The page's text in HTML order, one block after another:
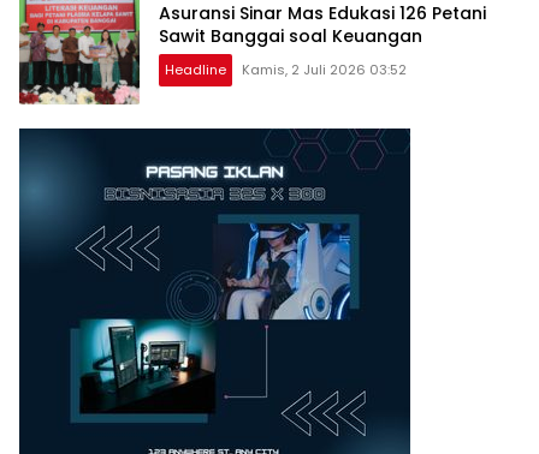
Asuransi Sinar Mas Edukasi 126 Petani
Sawit Banggai soal Keuangan
Headline Kamis, 2 Juli 2026 03:52